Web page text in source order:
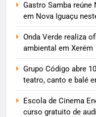
Gastro Samba
em Nova Iguaçu
Onda Verde realiza
ambiental em Xerém
Grupo Código abre
teatro, canto e balé
Escola de Cinema
curso gratuito de